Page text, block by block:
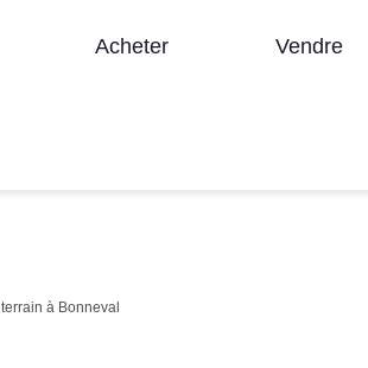
Acheter Vendre
à Bonneval